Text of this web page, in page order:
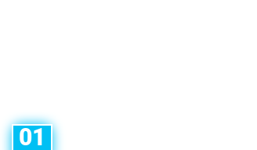
01